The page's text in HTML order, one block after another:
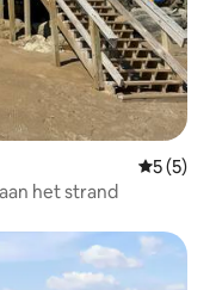
5 (5)
het strand